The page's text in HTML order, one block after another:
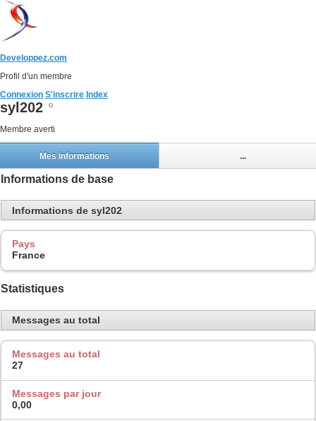
Developpez.com
Profil d'un membre
Connexion S'inscrire Index
syl202
Membre averti
Mes informations ...
Informations de base
Informations de syl202
Pays
France
Statistiques
Messages au total
Messages au total
27
Messages par jour
0,00